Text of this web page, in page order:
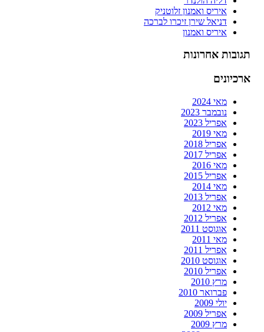
איריס ואמנון זלוטניק
דניאל שירן זיכרו לברכה
איריס ואמנון
תגובות אחרונות
ארכיונים
מאי 2024
נובמבר 2023
אפריל 2023
מאי 2019
אפריל 2018
אפריל 2017
מאי 2016
אפריל 2015
מאי 2014
אפריל 2013
מאי 2012
אפריל 2012
אוגוסט 2011
מאי 2011
אפריל 2011
אוגוסט 2010
אפריל 2010
מרץ 2010
פברואר 2010
יולי 2009
אפריל 2009
מרץ 2009